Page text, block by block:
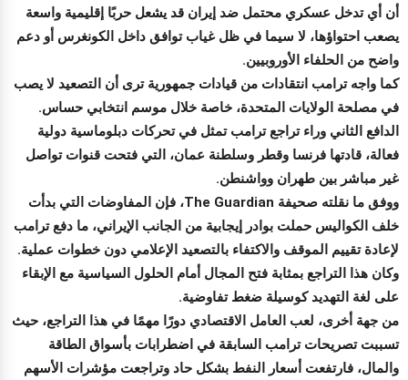
أن أي تدخل عسكري محتمل ضد إيران قد يشعل حربًا إقليمية واسعة
يصعب احتواؤها، لا سيما في ظل غياب توافق داخل الكونغرس أو دعم
واضح من الحلفاء الأوروبيين.
كما واجه ترامب انتقادات من قيادات جمهورية ترى أن التصعيد لا يصب
في مصلحة الولايات المتحدة، خاصة خلال موسم انتخابي حساس.
الدافع الثاني وراء تراجع ترامب تمثل في تحركات دبلوماسية دولية
فعالة، قادتها فرنسا وقطر وسلطنة عمان، التي فتحت قنوات تواصل
غير مباشر بين طهران وواشنطن.
ووفق ما نقلته صحيفة The Guardian، فإن المفاوضات التي بدأت
خلف الكواليس حملت بوادر إيجابية من الجانب الإيراني، ما دفع ترامب
لإعادة تقييم الموقف والاكتفاء بالتصعيد الإعلامي دون خطوات عملية.
وكان هذا التراجع بمثابة فتح المجال أمام الحلول السياسية مع الإبقاء
على لغة التهديد كوسيلة ضغط تفاوضية.
من جهة أخرى، لعب العامل الاقتصادي دورًا مهمًا في هذا التراجع، حيث
تسببت تصريحات ترامب السابقة في اضطرابات بأسواق الطاقة
والمال، فارتفعت أسعار النفط بشكل حاد وتراجعت مؤشرات الأسهم